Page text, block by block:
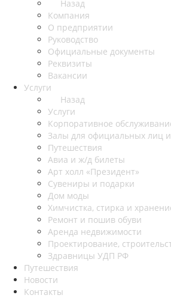
Назад
Компания
О предприятии
Руководство
Официальные документы
Реквизиты
Вакансии
Услуги
Назад
Услуги
Корпоративное
Залы для официальных лиц
Путешествия
Авиа и ж/д билеты
Арт холл «Президент»
Сувениры и подарки
Дом моды
Химчистка, стирка и
Ремонт и пошив обуви
Аренда недвижимости
Проектирование,
Здравницы УДП РФ
Путешествия
Новости
Контакты